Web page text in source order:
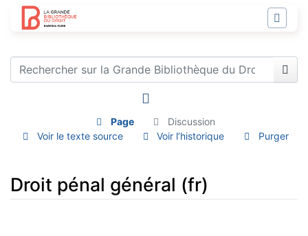
Page
Discussion
Voir le texte source
Voir l’historique Purger
Droit pénal général (fr)